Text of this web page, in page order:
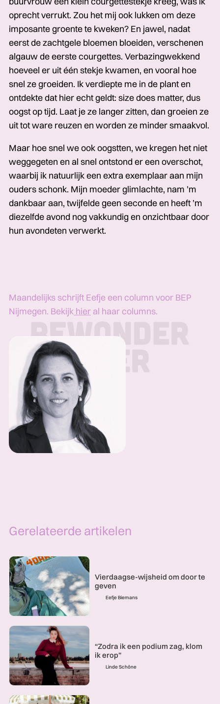
oprecht verrukt. Zou het mij ook lukken om deze
imposante groente te kweken? En jawel, nadat
eerst de zachtgele bloemen bloeiden, verschenen
algauw de eerste courgettes. Verbazingwekkend
hoeveel er uit één stekje kwamen, en vooral hoe
snel ze groeiden. Ik verdiepte me in de plant en
ontdekte dat hier echt geldt: size does matter, dus
oogst op tijd. Laat je ze langer zitten, dan groeien ze
uit tot ware reuzen en worden ze minder smaakvol.
Maar hoe snel we ook oogstten, we kregen het niet
weggegeten en al snel ontstond er een overschot,
waarbij ik natuurlijk een extra exemplaar aan mijn
ouders schonk. Mijn moeder glimlachte, nam ’m
dankbaar aan, twijfelde geen seconde en heeft ’m
diezelfde avond nog vakkundig en onzichtbaar door
hun avondeten verwerkt.
Maandelijks schrijft Eefje een column voor BEP
Nijmegen. Bekijk hier al haar columns.
Gerelateerde artikelen
Vierdaagse-wijsheid om door te
geven
Eefje Biemans
“Zodra ik een podium zag, klom
ik erop”
Linde Schöne